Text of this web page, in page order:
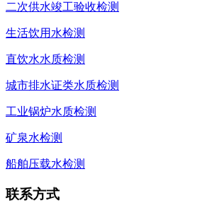
二次供水竣工验收检测
生活饮用水检测
直饮水水质检测
城市排水证类水质检测
工业锅炉水质检测
矿泉水检测
船舶压载水检测
联系方式